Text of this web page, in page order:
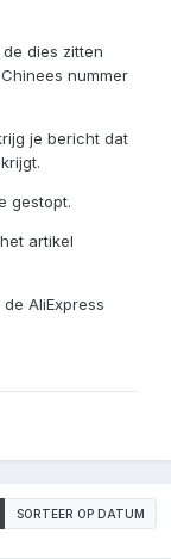
dies zitten
nummer
je bericht dat
gestopt.
artikel
AliExpress
SORTEER OP DATUM